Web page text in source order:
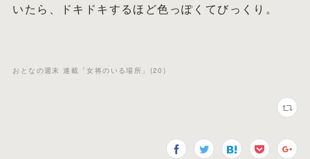
いたら、ドキドキするほど色っぽくてびっくり。
おとなの週末 連載「女将のいる場所」 (20 )